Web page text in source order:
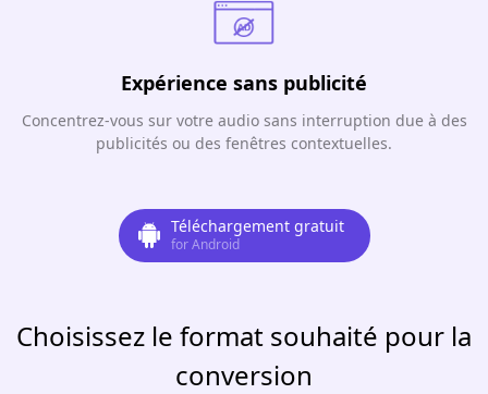
Expérience sans publicité
Concentrez-vous sur votre audio sans interruption due à des
publicités ou des fenêtres contextuelles.
Téléchargement gratuit
for Android
Choisissez le format souhaité pour la
conversion